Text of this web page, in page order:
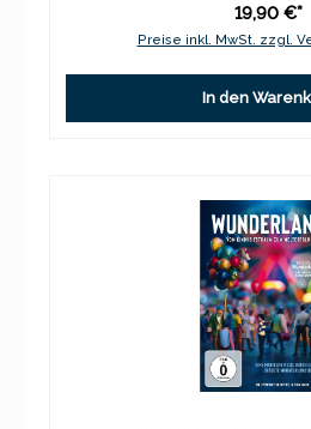
19,90 €*
Preise inkl. MwSt. zzgl.
In den